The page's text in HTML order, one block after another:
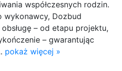
współczesnych rodzin.
wykonawcy, Dozbud
– od etapu projektu,
– gwarantując
pokaż więcej »